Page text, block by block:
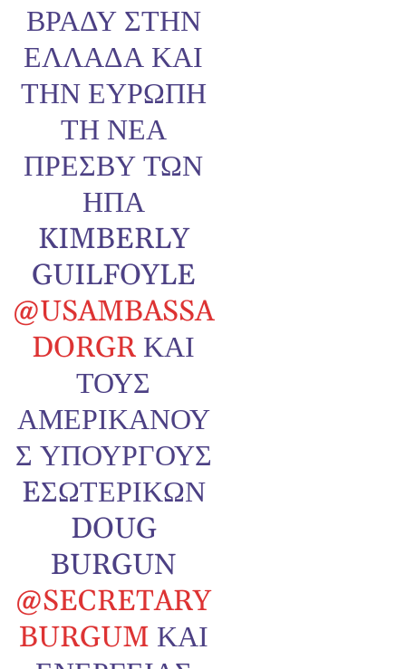
ΒΡΆΔΥ ΣΤΗΝ
ΕΛΛΆΔΑ ΚΑΙ
ΤΗΝ ΕΥΡΏΠΗ
ΤΗ ΝΈΑ
ΠΡΈΣΒΥ ΤΩΝ
ΗΠΑ
KIMBERLY
GUILFOYLE
@USAMBASSA
DORGR ΚΑΙ
ΤΟΥΣ
ΑΜΕΡΙΚΑΝΟΎ
Σ ΥΠΟΥΡΓΟΎΣ
EΣΩΤΕΡΙΚΏΝ
DOUG
BURGUN
@SECRETARY
BURGUM ΚΑΙ